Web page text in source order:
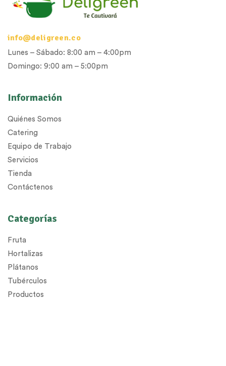
Información
Quiénes Somos
Catering
Equipo de Trabajo
Servicios
Tienda
Contáctenos
Categorías
Fruta
Hortalizas
Plátanos
Tubérculos
Productos
info@deligreen.co
Lunes – Sábado: 8:00 am – 4:00pm
Domingo: 9:00 am – 5:00pm